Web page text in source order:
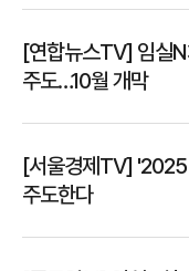
[연합뉴스TV] 임실
주도…10월 개막
[서울경제TV] '2025
주도한다